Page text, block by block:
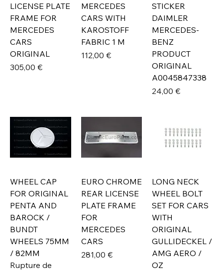
LICENSE PLATE
FRAME FOR
MERCEDES
CARS
ORIGINAL
Prix
305,00 €
MERCEDES
CARS WITH
KAROSTOFF
FABRIC 1 M
Prix
112,00 €
STICKER
DAIMLER
MERCEDES-
BENZ
PRODUCT
ORIGINAL
A0045847338
Prix
24,00 €
WHEEL CAP
FOR ORIGINAL
PENTA AND
BAROCK /
BUNDT
WHEELS 75MM
/ 82MM
Rupture de
EURO CHROME
REAR LICENSE
PLATE FRAME
FOR
MERCEDES
CARS
Prix
281,00 €
LONG NECK
WHEEL BOLT
SET FOR CARS
WITH
ORIGINAL
GULLIDECKEL /
AMG AERO /
OZ